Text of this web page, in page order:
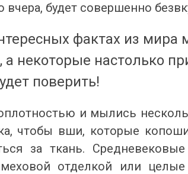
будет совершенно
фактах из
некоторые настолько
поверить!
и мылись
чтобы вши, которые
за ткань.
отделкой или целые